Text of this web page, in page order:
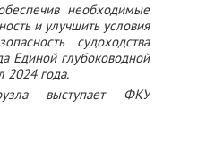
необходимые
и улучшить условия
судоходства
Единой глубоководной
2024 года.
выступает ФКУ